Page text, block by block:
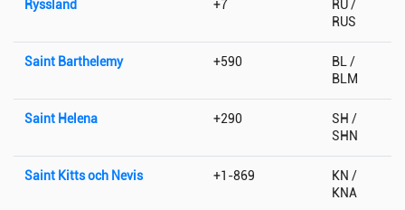
Ryssland +7
RU /
RUS
Saint Barthelemy +590
BL /
BLM
Saint Helena +290
SH /
SHN
Saint Kitts och Nevis +1-869
KN /
KNA